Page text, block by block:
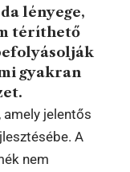
lényege,
téríthető
gyakran
amely jelentős
A
nem